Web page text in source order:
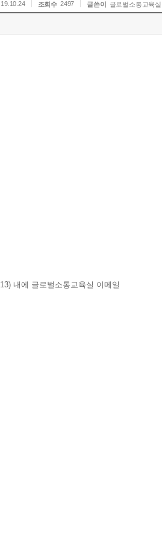
19.10.24 조회수 2497 글쓴이 글로벌소통교육실
내에 글로벌소통교육실 이메일